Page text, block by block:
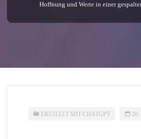
Hoffnung und Werte in einer
ERSTELLT MIT CHATGPT